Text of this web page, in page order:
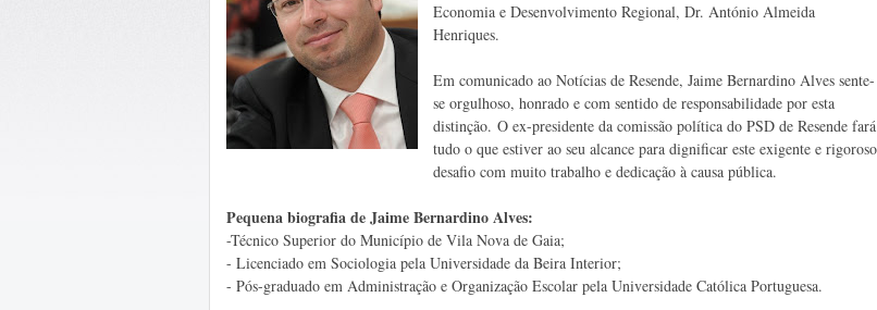
Economia e Desenvolvimento Regional, Dr. António Almeida
Henriques.
Em comunicado ao Notícias de Resende, Jaime Bernardino Alves sente-
se orgulhoso, honrado e com sentido de responsabilidade por esta
distinção. O ex-presidente da comissão política do PSD de Resende fará
tudo o que estiver ao seu alcance para dignificar este exigente e rigoroso
desafio com muito trabalho e dedicação à causa pública.
Pequena biografia de Jaime Bernardino Alves:
-Técnico Superior do Município de Vila Nova de Gaia;
- Licenciado em Sociologia pela Universidade da Beira Interior;
- Pós-graduado em Administração e Organização Escolar pela Universidade Católica Portuguesa.